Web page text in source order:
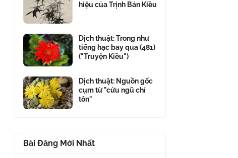
hiệu của Trịnh Bản Kiều
Dịch thuật: Trong như
tiếng hạc bay qua (481)
("Truyện Kiều")
Dịch thuật: Nguồn gốc
cụm từ "cửu ngũ chí
tôn"
Bài Đăng Mới Nhất